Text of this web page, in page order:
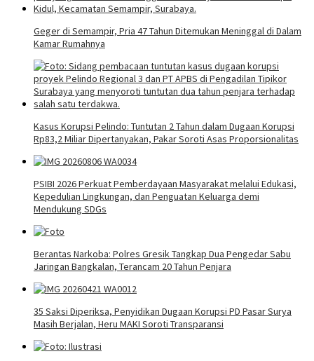
Geger di Semampir, Pria 47 Tahun Ditemukan Meninggal di Dalam
Kamar Rumahnya
Kasus Korupsi Pelindo: Tuntutan 2 Tahun dalam Dugaan Korupsi
Rp83,2 Miliar Dipertanyakan, Pakar Soroti Asas Proporsionalitas
PSIBI 2026 Perkuat Pemberdayaan Masyarakat melalui Edukasi,
Kepedulian Lingkungan, dan Penguatan Keluarga demi
Mendukung SDGs
Berantas Narkoba: Polres Gresik Tangkap Dua Pengedar Sabu
Jaringan Bangkalan, Terancam 20 Tahun Penjara
35 Saksi Diperiksa, Penyidikan Dugaan Korupsi PD Pasar Surya
Masih Berjalan, Heru MAKI Soroti Transparansi